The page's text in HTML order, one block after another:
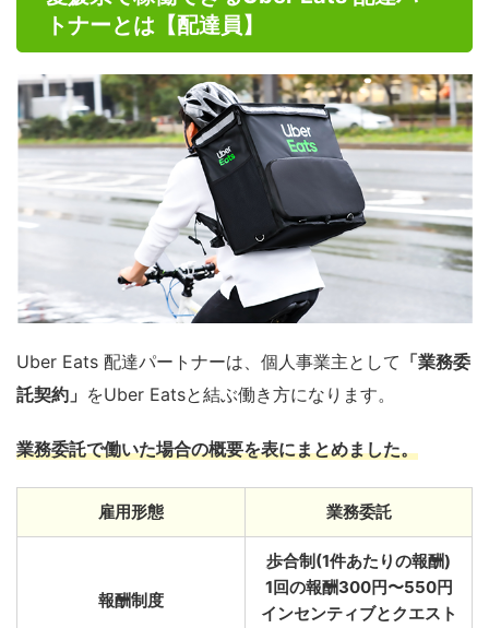
トナーとは【配達員】
Uber Eats 配達パートナーは、個人事業主として 「業務委
託契約」 をUber Eatsと結ぶ働き方になります。
業務委託で働いた場合の概要を表にまとめました。
雇用形態 業務委託
報酬制度
歩合制(1件あたりの報酬)
1回の報酬300円〜550円
インセンティブとクエスト